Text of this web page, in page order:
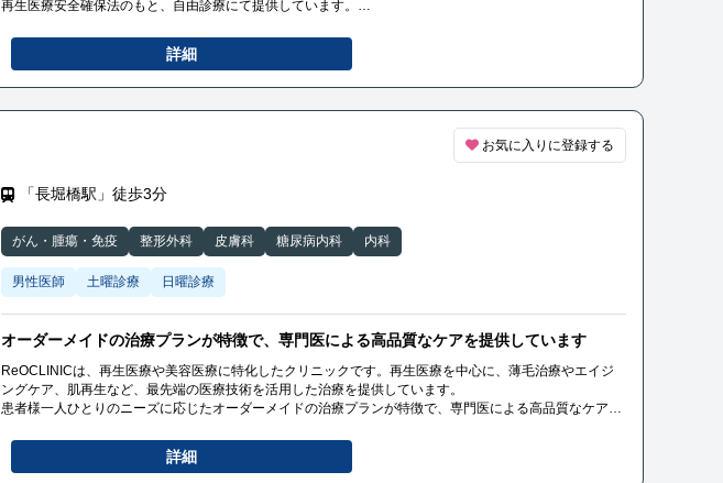
再生医療安全確保法のもと、自由診療にて提供しています。
裂」などの治療を行っております。
特に、国内で初めて厚生労働省へ届出し、受理された「分化誘導による関節の再生医療」という先進技術
さらに優れた技術により、冷凍せずその都度生きたまま培養した幹細胞を投与できるため、高い生存率と
籍しています。
す。
詳細
お気に入りに登録する
「長堀橋駅」徒歩3分
がん・腫瘍・免疫 整形外科 皮膚科 糖尿病内科 内科
男性医師 土曜診療 日曜診療
オーダーメイドの治療プランが特徴で、専門医による高品質なケアを提供しています
ReOCLINICは、再生医療や美容医療に特化したクリニックです。再生医療を中心に、薄毛治療やエイジ
ングケア、肌再生など、最先端の医療技術を活用した治療を提供しています。
患者様一人ひとりのニーズに応じたオーダーメイドの治療プランが特徴で、専門医による高品質なケアを
詳細